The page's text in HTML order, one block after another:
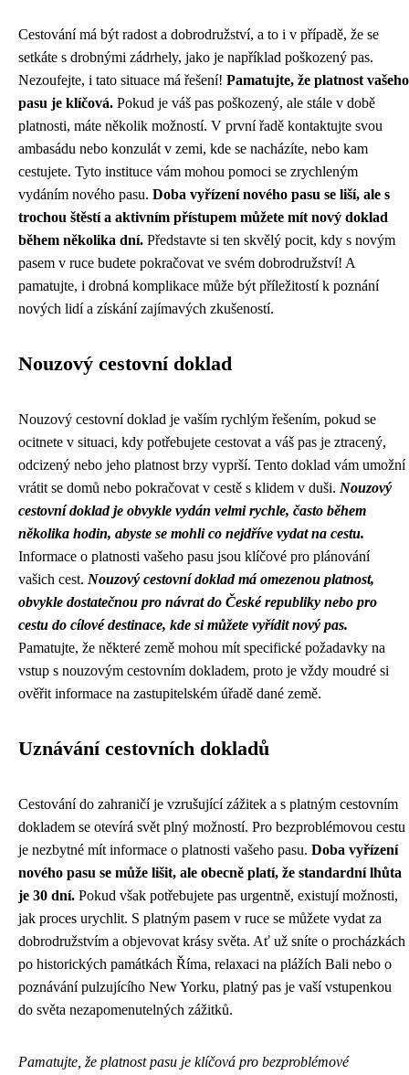
Cestování má být radost a dobrodružství, a to i v případě, že se
setkáte s drobnými zádrhely, jako je například poškozený pas.
Nezoufejte, i tato situace má řešení! Pamatujte, že platnost vašeho
pasu je klíčová. Pokud je váš pas poškozený, ale stále v době
platnosti, máte několik možností. V první řadě kontaktujte svou
ambasádu nebo konzulát v zemi, kde se nacházíte, nebo kam
cestujete. Tyto instituce vám mohou pomoci se zrychleným
vydáním nového pasu. Doba vyřízení nového pasu se liší, ale s
trochou štěstí a aktivním přístupem můžete mít nový doklad
během několika dní. Představte si ten skvělý pocit, kdy s novým
pasem v ruce budete pokračovat ve svém dobrodružství! A
pamatujte, i drobná komplikace může být příležitostí k poznání
nových lidí a získání zajímavých zkušeností.
Nouzový cestovní doklad
Nouzový cestovní doklad je vaším rychlým řešením, pokud se
ocitnete v situaci, kdy potřebujete cestovat a váš pas je ztracený,
odcizený nebo jeho platnost brzy vyprší. Tento doklad vám umožní
vrátit se domů nebo pokračovat v cestě s klidem v duši. Nouzový
cestovní doklad je obvykle vydán velmi rychle, často během
několika hodin, abyste se mohli co nejdříve vydat na cestu.
Informace o platnosti vašeho pasu jsou klíčové pro plánování
vašich cest. Nouzový cestovní doklad má omezenou platnost,
obvykle dostatečnou pro návrat do České republiky nebo pro
cestu do cílové destinace, kde si můžete vyřídit nový pas.
Pamatujte, že některé země mohou mít specifické požadavky na
vstup s nouzovým cestovním dokladem, proto je vždy moudré si
ověřit informace na zastupitelském úřadě dané země.
Uznávání cestovních dokladů
Cestování do zahraničí je vzrušující zážitek a s platným cestovním
dokladem se otevírá svět plný možností. Pro bezproblémovou cestu
je nezbytné mít informace o platnosti vašeho pasu. Doba vyřízení
nového pasu se může lišit, ale obecně platí, že standardní lhůta
je 30 dní. Pokud však potřebujete pas urgentně, existují možnosti,
jak proces urychlit. S platným pasem v ruce se můžete vydat za
dobrodružstvím a objevovat krásy světa. Ať už sníte o procházkách
po historických památkách Říma, relaxaci na plážích Bali nebo o
poznávání pulzujícího New Yorku, platný pas je vaší vstupenkou
do světa nezapomenutelných zážitků.
Pamatujte, že platnost pasu je klíčová pro bezproblémové